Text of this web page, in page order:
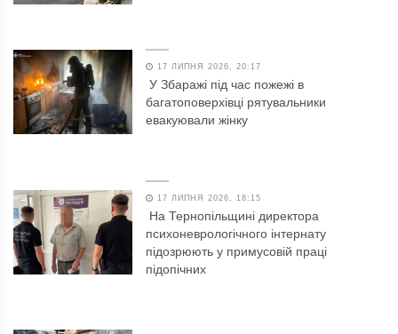
17 ЛИПНЯ 2026, 20:17
У Збаражі під час пожежі в
багатоповерхівці рятувальники
евакуювали жінку
17 ЛИПНЯ 2026, 18:15
На Тернопільщині директора
психоневрологічного інтернату
підозрюють у примусовій праці
підопічних